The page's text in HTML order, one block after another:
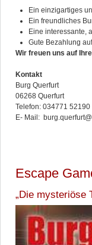
Ein einzigartiges
Ein freundliches
Eine interessante,
Gute Bezahlung
Wir freuen uns auf
Kontakt
Burg Querfurt
06268 Querfurt
Telefon: 034771 52190
E- Mail:
Escape
„Die mysteriöse